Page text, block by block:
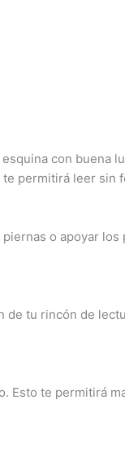
con buena
permitirá leer sin
o apoyar los
de tu rincón de
Esto te permitirá